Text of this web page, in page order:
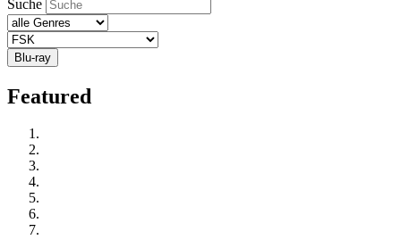
Suche
Blu-ray
Featured